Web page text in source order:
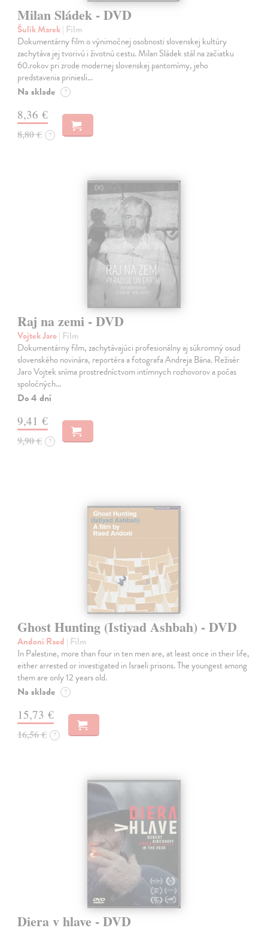
Milan Sládek - DVD
Šulík Marek| Film
Dokumentárny film o výnimočnej osobnosti slovenskej kultúry
zachytáva jej tvorivú i životnú cestu. Milan Sládek stál na začiatku
60.rokov pri zrode modernej slovenskej pantomímy, jeho
predstavenia priniesli…
Na sklade ?
8,36 €
8,80 € ?
Raj na zemi - DVD
Vojtek Jaro| Film
Dokumentárny film, zachytávajúci profesionálny aj súkromný osud
slovenského novinára, reportéra a fotografa Andreja Bána. Režisér
Jaro Vojtek sníma prostredníctvom intímnych rozhovorov a počas
spoločných…
Do 4 dní
9,41 €
9,90 € ?
Ghost Hunting (Istiyad Ashbah) - DVD
Andoni Raed | Film
In Palestine, more than four in ten men are, at least once in their life,
either arrested or investigated in Israeli prisons. The youngest among
them are only 12 years old.
Na sklade ?
15,73 €
16,56 € ?
Diera v hlave - DVD